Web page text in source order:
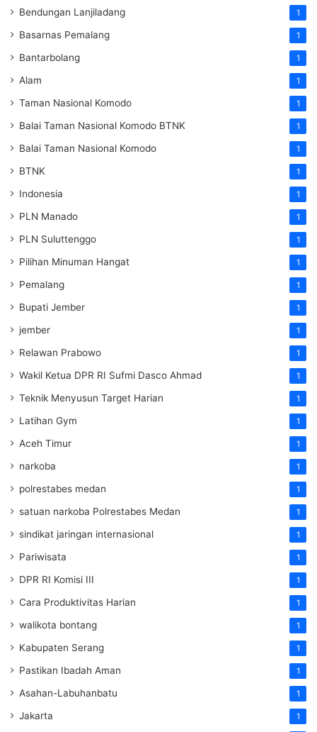
Bendungan Lanjiladang 1
Basarnas Pemalang 1
Bantarbolang 1
Alam 1
Taman Nasional Komodo 1
Balai Taman Nasional Komodo BTNK 1
Balai Taman Nasional Komodo 1
BTNK 1
Indonesia 1
PLN Manado 1
PLN Suluttenggo 1
Pilihan Minuman Hangat 1
Pemalang 1
Bupati Jember 1
jember 1
Relawan Prabowo 1
Wakil Ketua DPR RI Sufmi Dasco Ahmad 1
Teknik Menyusun Target Harian 1
Latihan Gym 1
Aceh Timur 1
narkoba 1
polrestabes medan 1
satuan narkoba Polrestabes Medan 1
sindikat jaringan internasional 1
Pariwisata 1
DPR RI Komisi III 1
Cara Produktivitas Harian 1
walikota bontang 1
Kabupaten Serang 1
Pastikan Ibadah Aman 1
Asahan-Labuhanbatu 1
Jakarta 1